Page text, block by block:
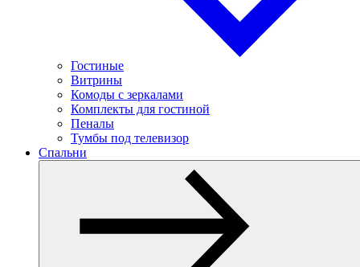
Гостиные
Витрины
Комоды с зеркалами
Комплекты для гостиной
Пеналы
Тумбы под телевизор
Спальни